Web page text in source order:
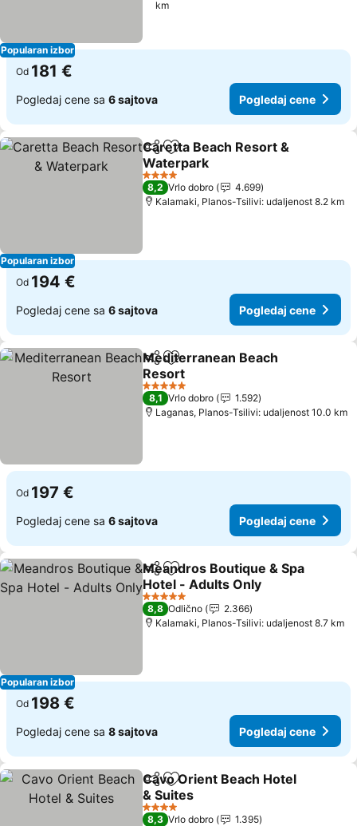
Popularan izbor
km
Od 181 €
Pogledaj cene sa 6 sajtova Pogledaj cene
Popularan izbor
Deli Dodati u favorite
Caretta Beach Resort &
Waterpark
4 Zvezdice
8,2 Vrlo dobro
4.699
Kalamaki, Planos-Tsilivi: udaljenost 8.2 km
Od 194 €
Pogledaj cene sa 6 sajtova Pogledaj cene
Deli Dodati u favorite
Mediterranean Beach
Resort
5 Zvezdice
8,1 Vrlo dobro
1.592
Laganas, Planos-Tsilivi: udaljenost 10.0 km
Od 197 €
Pogledaj cene sa 6 sajtova Pogledaj cene
Popularan izbor
Deli Dodati u favorite
Meandros Boutique & Spa
Hotel - Adults Only
5 Zvezdice
8,8 Odlično
2.366
Kalamaki, Planos-Tsilivi: udaljenost 8.7 km
Od 198 €
Pogledaj cene sa 8 sajtova Pogledaj cene
Deli Dodati u favorite
Cavo Orient Beach Hotel
& Suites
4 Zvezdice
8,3 Vrlo dobro
1.395